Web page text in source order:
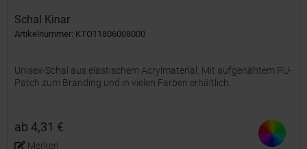
Schal Kinar
Artikelnummer: KTO11806008000
Unisex-Schal aus elastischem Acrylmaterial. Mit aufgenähtem PU-
Patch zum Branding und in vielen Farben erhältlich.
ab 4,31 €
Merken